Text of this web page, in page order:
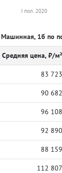
I пол. 2020
1б по
Средняя цена, ₽/м²
83 723
90 682
96 108
92 890
88 159
112 807